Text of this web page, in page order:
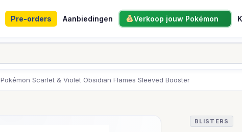
Pre-orders Aanbiedingen Verkoop jouw Pokémon
Pokémon Scarlet & Violet Obsidian Flames Sleeved Booster
BLISTERS